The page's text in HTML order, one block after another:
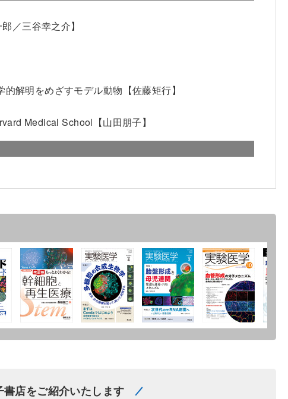
郎／三谷幸之介】
解明をめざすモデル動物 【佐藤矩行】
Medical School 【山田朋子】
店をご紹介いたします